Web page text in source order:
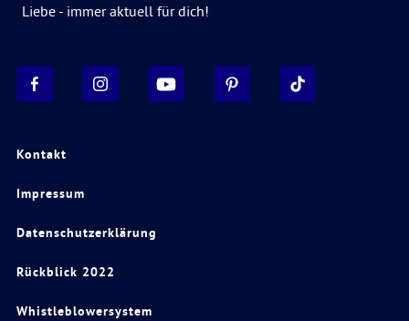
Kontakt
Impressum
Datenschutzerklärung
Rückblick 2022
Whistleblowersystem
Liebe - immer aktuell für dich!